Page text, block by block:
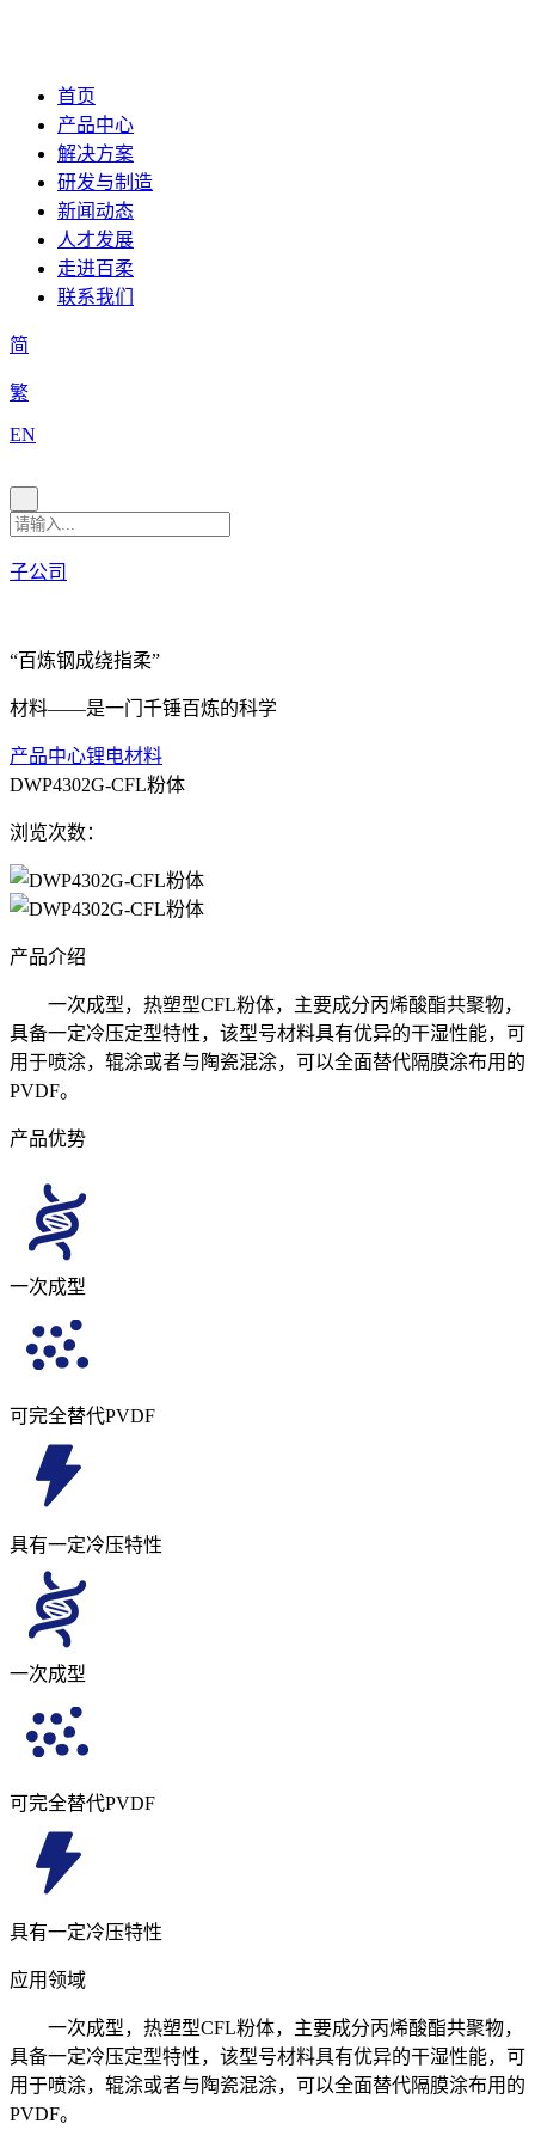
首页
产品中心
解决方案
研发与制造
新闻动态
人才发展
走进百柔
联系我们
简
繁
EN
子公司
“百炼钢成绕指柔”
材料——是一门千锤百炼的科学
产品中心锂电材料
DWP4302G-CFL粉体
浏览次数：
产品介绍
一次成型，热塑型CFL粉体，主要成分丙烯酸酯共聚物，
具备一定冷压定型特性，该型号材料具有优异的干湿性能，可
用于喷涂，辊涂或者与陶瓷混涂，可以全面替代隔膜涂布用的
PVDF。
产品优势
一次成型
可完全替代PVDF
具有一定冷压特性
一次成型
可完全替代PVDF
具有一定冷压特性
应用领域
一次成型，热塑型CFL粉体，主要成分丙烯酸酯共聚物，
具备一定冷压定型特性，该型号材料具有优异的干湿性能，可
用于喷涂，辊涂或者与陶瓷混涂，可以全面替代隔膜涂布用的
PVDF。